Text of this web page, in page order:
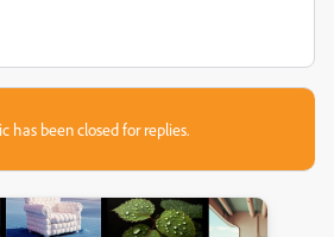
has been closed for replies.